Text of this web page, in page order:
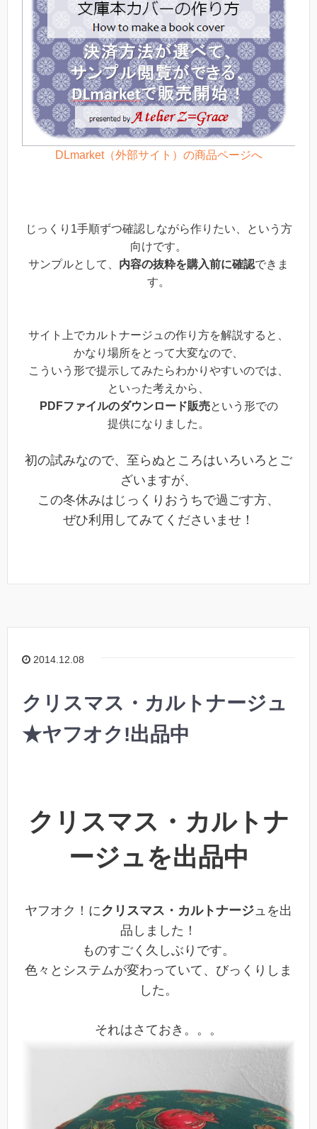
DLmarket（外部サイト）の商品ページへ
じっくり1手順ずつ確認しながら作りたい、という方
向けです。
サンプルとして、 内容の抜粋を購入前に確認できま
す。
サイト上でカルトナージュの作り方を解説すると、
かなり場所をとって大変なので、
こういう形で提示してみたらわかりやすいのでは、
といった考えから、
PDFファイルのダウンロード販売という形での
提供になりました。
初の試みなので、至らぬところはいろいろとご
ざいますが、
この冬休みはじっくりおうちで過ごす方、
ぜひ利用してみてくださいませ！
2014.12.08
クリスマス・カルトナージュ
★ヤフオク!出品中
クリスマス・カルトナ
ージュを出品中
ヤフオク！にクリスマス・カルトナージュを出
品しました！
ものすごく久しぶりです。
色々とシステムが変わっていて、びっくりしま
した。
それはさておき。。。